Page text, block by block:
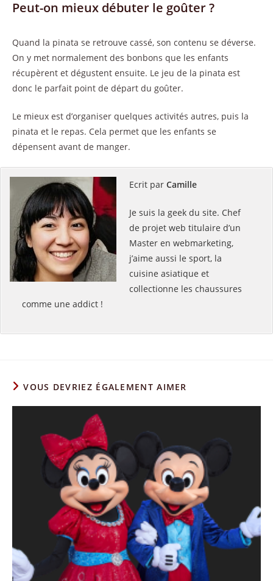
Peut-on mieux débuter le goûter ?
Quand la pinata se retrouve cassé, son contenu se déverse.
On y met normalement des bonbons que les enfants
récupèrent et dégustent ensuite. Le jeu de la pinata est
donc le parfait point de départ du goûter.
Le mieux est d’organiser quelques activités autres, puis la
pinata et le repas. Cela permet que les enfants se
dépensent avant de manger.
Ecrit par Camille
Je suis la geek du site. Chef
de projet web titulaire d’un
Master en webmarketing,
j’aime aussi le sport, la
cuisine asiatique et
collectionne les chaussures
comme une addict !
VOUS DEVRIEZ ÉGALEMENT AIMER